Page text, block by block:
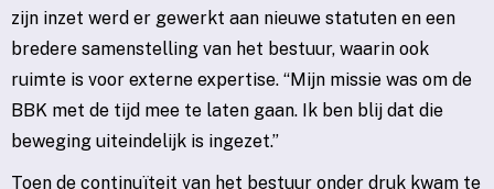
zijn inzet werd er gewerkt aan nieuwe statuten en een
bredere samenstelling van het bestuur, waarin ook
ruimte is voor externe expertise. “Mijn missie was om de
BBK met de tijd mee te laten gaan. Ik ben blij dat die
beweging uiteindelijk is ingezet.”
Toen de continuïteit van het bestuur onder druk kwam te